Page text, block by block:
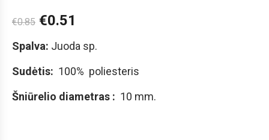
€0.85 €0.51
Spalva: Juoda sp.
Sudėtis: 100% poliesteris
Šniūrelio diametras : 10 mm.